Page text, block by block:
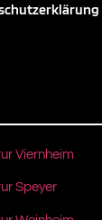
Viernheim
Speyer